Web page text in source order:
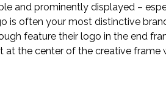
and prominently displayed –
is often your most distinctive
feature their logo in the end
the center of the creative frame